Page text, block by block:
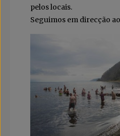
pelos locais.
Seguimos em direcção